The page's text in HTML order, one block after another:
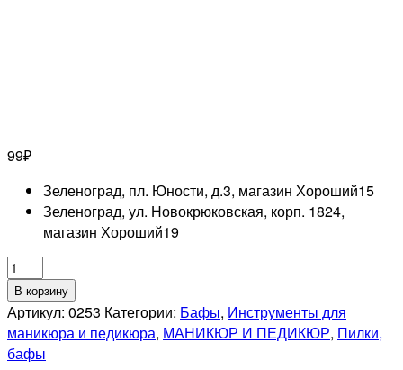
99₽
Зеленоград, пл. Юности, д.3, магазин Хороший15
Зеленоград, ул. Новокрюковская, корп. 1824,
магазин Хороший19
Количество
товара
RUNAIL
Шлифовщик
для
В корзину
Артикул: 0253 Категории: Бафы, Инструменты для
маникюра и педикюра, МАНИКЮР И ПЕДИКЮР, Пилки,
бафы